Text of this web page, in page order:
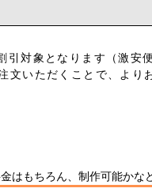
対象となります（激安
いただくことで、より
はもちろん、制作可能かな